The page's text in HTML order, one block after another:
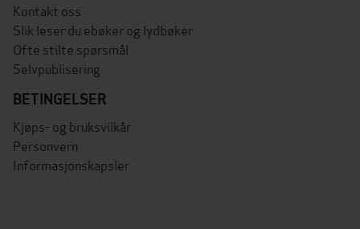
Kontakt oss
Slik leser du ebøker og lydbøker
Ofte stilte spørsmål
Selvpublisering
BETINGELSER
Kjøps- og bruksvilkår
Personvern
Informasjonskapsler